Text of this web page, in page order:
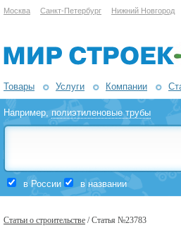
Москва Санкт-Петербург Нижний Новгород
Товары Услуги Компании
Например,полиэтиленовые трубы
в России в названии
Статьи о строительстве / Статья №23783